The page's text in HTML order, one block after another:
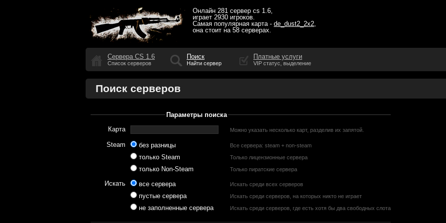
Онлайн 281 сервер cs 1.6,
играет 2930 игроков.
Самая популярная карта - de_dust2_2x2,
она стоит на 58 серверах.
Сервера CS 1.6
Список серверов
Поиск
Найти сервер
Платные услуги
VIP статус, выделение
Поиск серверов
Параметры поиска
Карта
Можно указать несколько карт, разделив их запятой.
Steam без разницы Все сервера: steam + non-steam
только Steam Только лицензионные сервера
только Non-Steam Только пиратские сервера
Искать все сервера Искать среди всех серверов
пустые сервера Искать среди серверов, на которых никто не играет
не заполненные сервера Искать среди серверов, где есть хотя бы два свободных слота